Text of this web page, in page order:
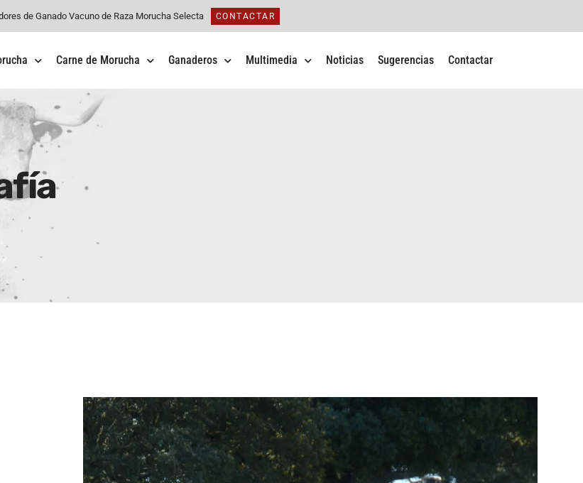
de Ganado Vacuno de Raza Morucha Selecta CONTACTAR
Carne de Morucha Ganaderos Multimedia Noticias Sugerencias Contactar